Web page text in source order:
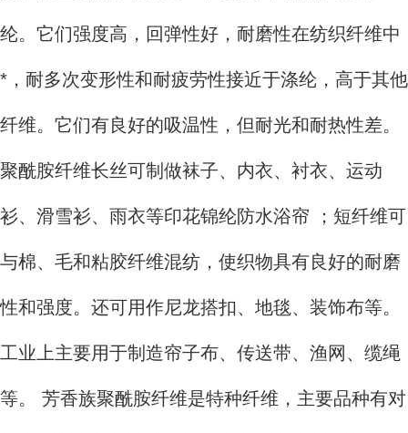
纶。它们强度高，回弹性好，耐磨性在纺织纤维中
*，耐多次变形性和耐疲劳性接近于涤纶，高于其他
纤维。它们有良好的吸温性，但耐光和耐热性差。
聚酰胺纤维长丝可制做袜子、内衣、衬衣、运动
衫、滑雪衫、雨衣等印花锦纶防水浴帘 ；短纤维可
与棉、毛和粘胶纤维混纺，使织物具有良好的耐磨
性和强度。还可用作尼龙搭扣、地毯、装饰布等。
工业上主要用于制造帘子布、传送带、渔网、缆绳
等。 芳香族聚酰胺纤维是特种纤维，主要品种有对